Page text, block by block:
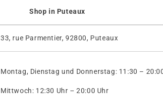
Shop in Puteaux
33, rue Parmentier, 92800, Puteaux
Montag, Dienstag und Donnerstag: 11:30 –
Mittwoch: 12:30 Uhr – 20:00 Uhr